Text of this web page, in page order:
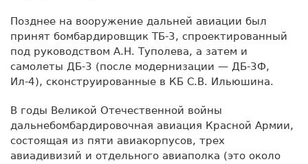
Позднее на вооружение дальней авиации был
принят бомбардировщик ТБ-3, спроектированный
под руководством А.Н. Туполева, а затем и
самолеты ДБ-3 (после модернизации — ДБ-3Ф,
Ил-4), сконструированные в КБ С.В. Ильюшина.
В годы Великой Отечественной войны
дальнебомбардировочная авиация Красной Армии,
состоящая из пяти авиакорпусов, трех
авиадивизий и отдельного авиаполка (это около